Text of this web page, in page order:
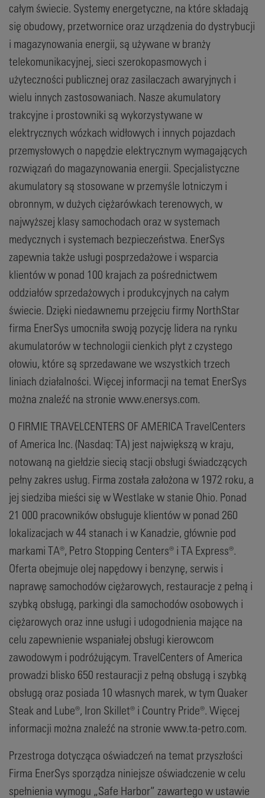
całym świecie. Systemy energetyczne, na które składają
się obudowy, przetwornice oraz urządzenia do dystrybucji
i magazynowania energii, są używane w branży
telekomunikacyjnej, sieci szerokopasmowych i
użyteczności publicznej oraz zasilaczach awaryjnych i
wielu innych zastosowaniach. Nasze akumulatory
trakcyjne i prostowniki są wykorzystywane w
elektrycznych wózkach widłowych i innych pojazdach
przemysłowych o napędzie elektrycznym wymagających
rozwiązań do magazynowania energii. Specjalistyczne
akumulatory są stosowane w przemyśle lotniczym i
obronnym, w dużych ciężarówkach terenowych, w
najwyższej klasy samochodach oraz w systemach
medycznych i systemach bezpieczeństwa. EnerSys
zapewnia także usługi posprzedażowe i wsparcia
klientów w ponad 100 krajach za pośrednictwem
oddziałów sprzedażowych i produkcyjnych na całym
świecie. Dzięki niedawnemu przejęciu firmy NorthStar
firma EnerSys umocniła swoją pozycję lidera na rynku
akumulatorów w technologii cienkich płyt z czystego
ołowiu, które są sprzedawane we wszystkich trzech
liniach działalności. Więcej informacji na temat EnerSys
można znaleźć na stronie www.enersys.com.
O FIRMIE TRAVELCENTERS OF AMERICA TravelCenters
of America Inc. (Nasdaq: TA) jest największą w kraju,
notowaną na giełdzie siecią stacji obsługi świadczących
pełny zakres usług. Firma została założona w 1972 roku, a
jej siedziba mieści się w Westlake w stanie Ohio. Ponad
21 000 pracowników obsługuje klientów w ponad 260
lokalizacjach w 44 stanach i w Kanadzie, głównie pod
markami TA®, Petro Stopping Centers® i TA Express®.
Oferta obejmuje olej napędowy i benzynę, serwis i
naprawę samochodów ciężarowych, restauracje z pełną i
szybką obsługą, parkingi dla samochodów osobowych i
ciężarowych oraz inne usługi i udogodnienia mające na
celu zapewnienie wspaniałej obsługi kierowcom
zawodowym i podróżującym. TravelCenters of America
prowadzi blisko 650 restauracji z pełną obsługą i szybką
obsługą oraz posiada 10 własnych marek, w tym Quaker
Steak and Lube®, Iron Skillet® i Country Pride®. Więcej
informacji można znaleźć na stronie www.ta-petro.com.
Przestroga dotycząca oświadczeń na temat przyszłości
Firma EnerSys sporządza niniejsze oświadczenie w celu
spełnienia wymogu „Safe Harbor” zawartego w ustawie